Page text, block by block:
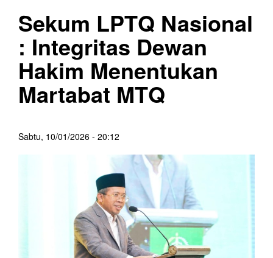
Sekum LPTQ Nasional
: Integritas Dewan
Hakim Menentukan
Martabat MTQ
Sabtu, 10/01/2026 - 20:12